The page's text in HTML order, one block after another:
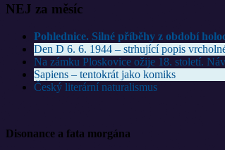
NEJ za měsíc
Pohlednice. Silné příběhy z období
Den D 6. 6. 1944 – strhující popis
Na zámku Ploskovice ožije 18. století.
Sapiens – tentokrát jako komiks
Český literární naturalismus
Disonance a fata morgána